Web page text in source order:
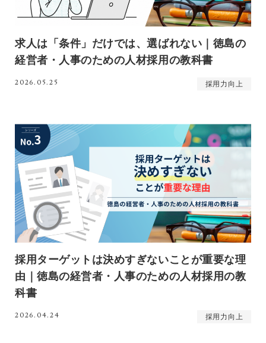
求人は「条件」だけでは、選ばれない｜徳島の
経営者・人事のための人材採用の教科書
2026.05.25 採用力向上
採用ターゲットは決めすぎないことが重要な理
由｜徳島の経営者・人事のための人材採用の教
科書
2026.04.24 採用力向上